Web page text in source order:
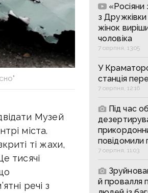
Музей
міста.
ті жахи,
тисячі
речі з
«Росіяни
з Дружківки
жінок
чоловіка
7 серпня, 13:05
У
станція
7 серпня, 12:16
Під час
повідомили
7 серпня, 11:03
й провалля